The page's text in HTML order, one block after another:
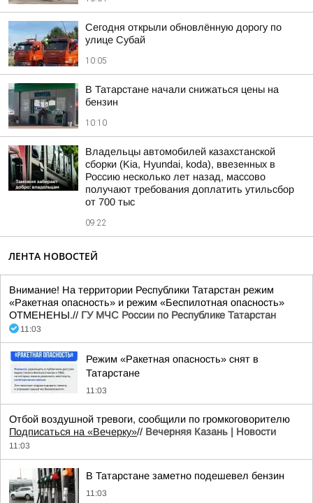
Сегодня открыли обновлённую дорогу по
улице Субай
10:05
В Татарстане начали снижаться цены на
бензин
10:10
Владельцы автомобилей казахстанской
сборки (Kia, Hyundai, koda), ввезенных в
Россию несколько лет назад, массово
получают требования доплатить утильсбор
от 700 тыс
09:22
ЛЕНТА НОВОСТЕЙ
Внимание! На территории Республики Татарстан режим
«Ракетная опасность» и режим «Беспилотная опасность»
ОТМЕНЕНЫ.// ГУ МЧС России по Республике Татарстан
11:03
Режим «Ракетная опасность» снят в
Татарстане
11:03
Отбой воздушной тревоги, сообщили по громкоговорителю
Подписаться на «Вечерку»// Вечерняя Казань | Новости
11:03
В Татарстане заметно подешевел бензин
11:03